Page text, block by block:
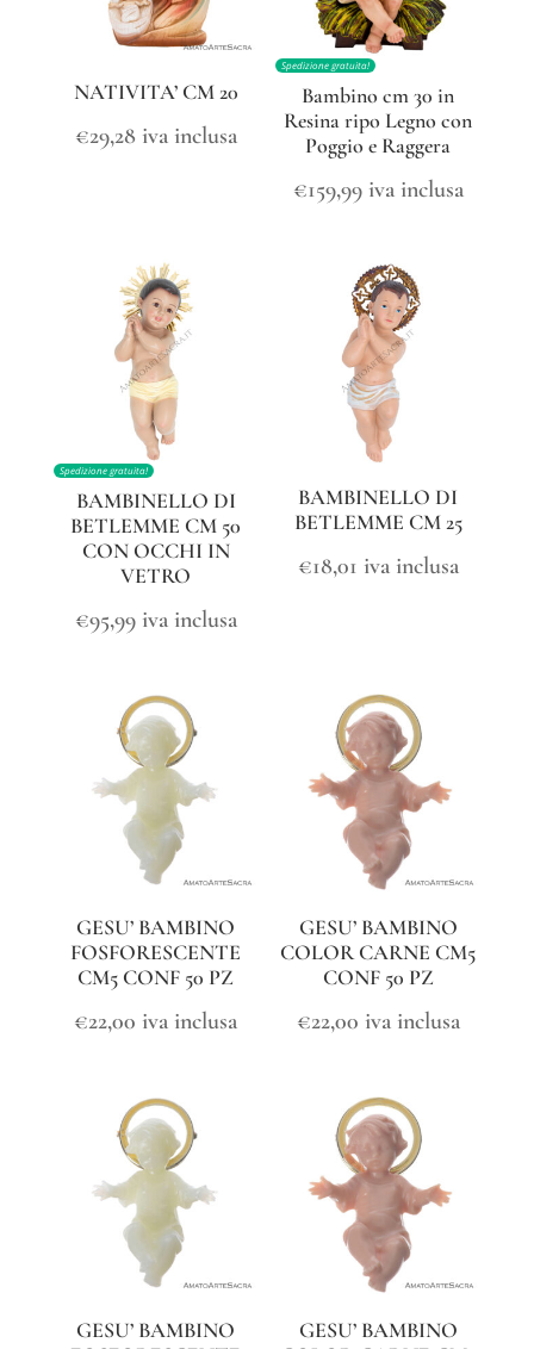
NATIVITA’ CM 20
€29,28 iva inclusa
Spedizione gratuita!
Bambino cm 30 in
Resina ripo Legno con
Poggio e Raggera
€159,99 iva inclusa
Spedizione gratuita!
BAMBINELLO DI
BETLEMME CM 50
CON OCCHI IN
VETRO
€95,99 iva inclusa
BAMBINELLO DI
BETLEMME CM 25
€18,01 iva inclusa
GESU’ BAMBINO
FOSFORESCENTE
CM5 CONF 50 PZ
€22,00 iva inclusa
GESU’ BAMBINO
COLOR CARNE CM5
CONF 50 PZ
€22,00 iva inclusa
GESU’ BAMBINO
GESU’ BAMBINO